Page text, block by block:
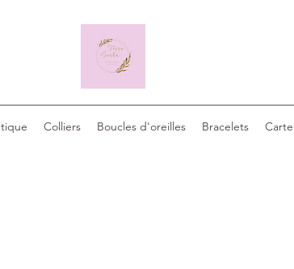
Colliers Boucles d'oreilles Bracelets